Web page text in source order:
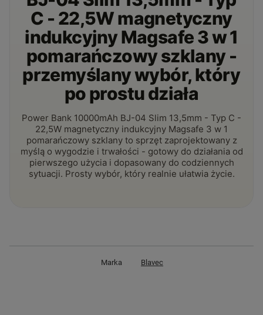
C - 22,5W magnetyczny
indukcyjny Magsafe 3 w 1
pomarańczowy szklany -
przemyślany wybór, który
po prostu działa
Power Bank 10000mAh BJ-04 Slim 13,5mm - Typ C -
22,5W magnetyczny indukcyjny Magsafe 3 w 1
pomarańczowy szklany to sprzęt zaprojektowany z
myślą o wygodzie i trwałości - gotowy do działania od
pierwszego użycia i dopasowany do codziennych
sytuacji. Prosty wybór, który realnie ułatwia życie.
Marka Blavec